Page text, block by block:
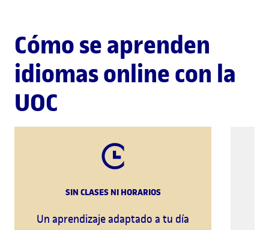
Cómo se aprenden
idiomas online con la
UOC
SIN CLASES NI HORARIOS
Un aprendizaje adaptado a tu día